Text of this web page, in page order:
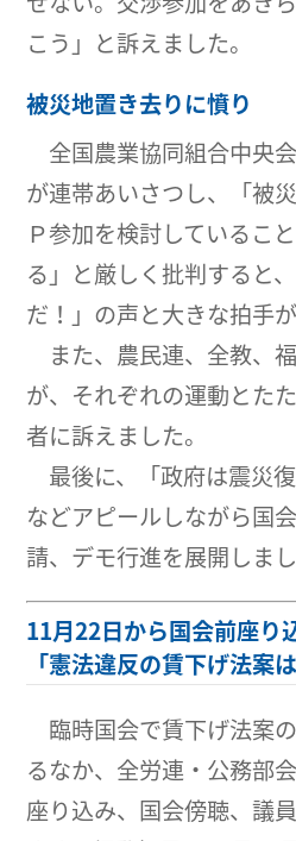
こう」と訴えました。
被災地置き去りに憤り
全国農業協同組合中央
が連帯あいさつし、「被
Ｐ参加を検討しているこ
る」と厳しく批判すると
だ！」の声と大きな拍手
また、農民連、全教、
が、それぞれの運動とた
者に訴えました。
最後に、「政府は震災
などアピールしながら国
請、デモ行進を展開しまし
11月22日から国会前座り
「憲法違反の賃下げ法案
臨時国会で賃下げ法案
るなか、全労連・公務部
座り込み、国会傍聴、議